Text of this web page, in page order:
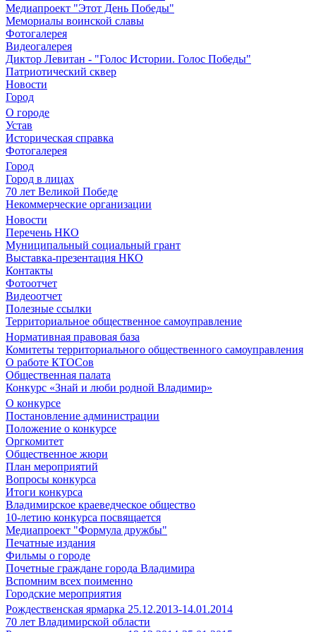
Медиапроект "Этот День Победы"
Мемориалы воинской славы
Фотогалерея
Видеогалерея
Диктор Левитан - "Голос Истории. Голос Победы"
Патриотический сквер
Новости
Город
О городе
Устав
Историческая справка
Фотогалерея
Город
Город в лицах
70 лет Великой Победе
Некоммерческие организации
Новости
Перечень НКО
Муниципальный социальный грант
Выставка-презентация НКО
Контакты
Фотоотчет
Видеоотчет
Полезные ссылки
Территориальное общественное самоуправление
Нормативная правовая база
Комитеты территориального общественного самоуправления
О работе КТОСов
Общественная палата
Конкурс «Знай и люби родной Владимир»
О конкурсе
Постановление администрации
Положение о конкурсе
Оргкомитет
Общественное жюри
План мероприятий
Вопросы конкурса
Итоги конкурса
Владимирское краеведческое общество
10-летию конкурса посвящается
Медиапроект "Формула дружбы"
Печатные издания
Фильмы о городе
Почетные граждане города Владимира
Вспомним всех поименно
Городские мероприятия
Рождественская ярмарка 25.12.2013-14.01.2014
70 лет Владимирской области